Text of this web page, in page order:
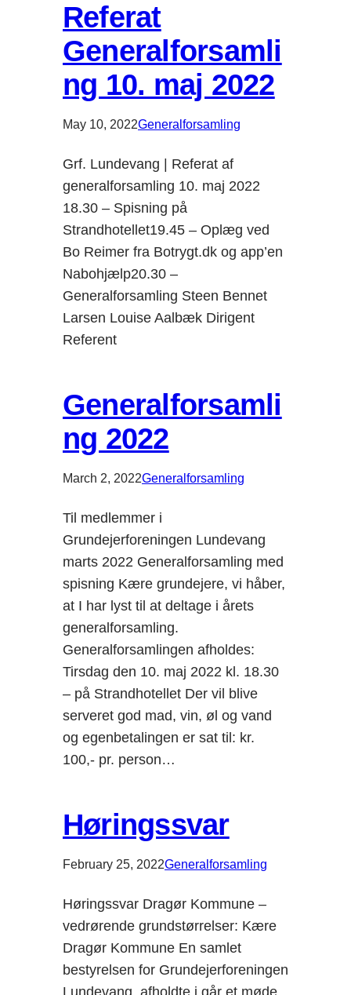
Referat
Generalforsamli
ng 10. maj 2022
May 10, 2022Generalforsamling
Grf. Lundevang | Referat af
generalforsamling 10. maj 2022
18.30 – Spisning på
Strandhotellet19.45 – Oplæg ved
Bo Reimer fra Botrygt.dk og app’en
Nabohjælp20.30 –
Generalforsamling Steen Bennet
Larsen Louise Aalbæk Dirigent
Referent
Generalforsamli
ng 2022
March 2, 2022Generalforsamling
Til medlemmer i
Grundejerforeningen Lundevang
marts 2022 Generalforsamling med
spisning Kære grundejere, vi håber,
at I har lyst til at deltage i årets
generalforsamling.
Generalforsamlingen afholdes:
Tirsdag den 10. maj 2022 kl. 18.30
– på Strandhotellet Der vil blive
serveret god mad, vin, øl og vand
og egenbetalingen er sat til: kr.
100,- pr. person…
Høringssvar
February 25, 2022Generalforsamling
Høringssvar Dragør Kommune –
vedrørende grundstørrelser: Kære
Dragør Kommune En samlet
bestyrelsen for Grundejerforeningen